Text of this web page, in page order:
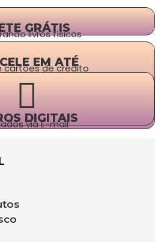
GRÁTIS
livros físicos
EM ATÉ
cartões de crédito
DIGITAIS
via E-mail